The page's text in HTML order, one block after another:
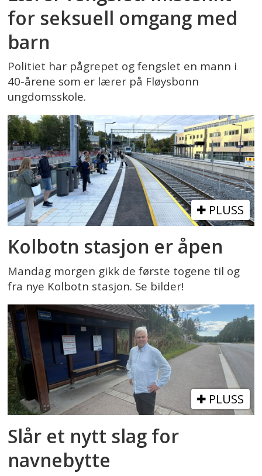
for seksuell omgang med
barn
Politiet har pågrepet og fengslet en mann i
40-årene som er lærer på Fløysbonn
ungdomsskole.
PLUSS
Kolbotn stasjon er åpen
Mandag morgen gikk de første togene til og
fra nye Kolbotn stasjon. Se bilder!
PLUSS
Slår et nytt slag for
navnebytte